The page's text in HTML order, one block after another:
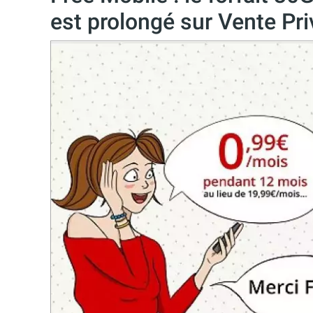
est prolongé sur Vente